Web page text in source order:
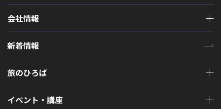
会社情報
新着情報
旅のひろば
イベント・講座